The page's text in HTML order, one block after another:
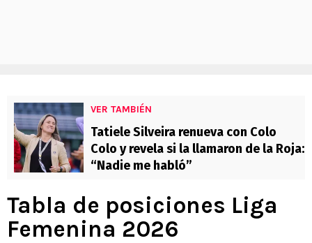
VER TAMBIÉN
Tatiele Silveira renueva con Colo
Colo y revela si la llamaron de la Roja:
“Nadie me habló”
Tabla de posiciones Liga
Femenina 2026